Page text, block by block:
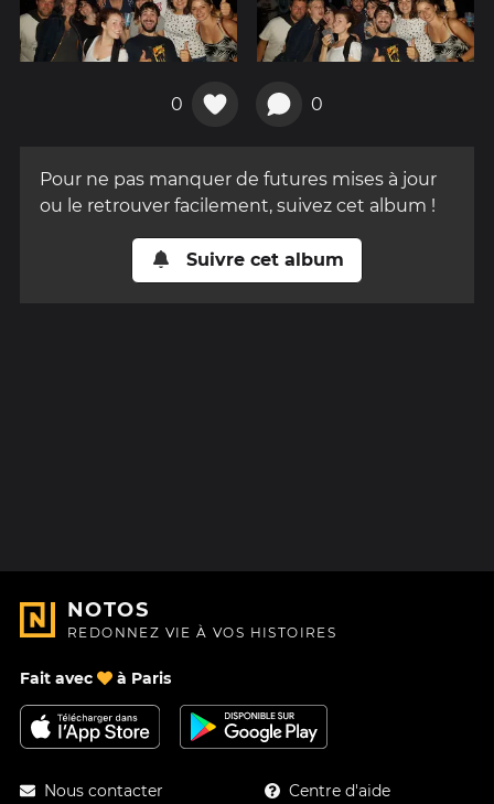
0 0
Pour ne pas manquer de futures mises à jour
ou le retrouver facilement, suivez cet album !
Suivre cet album
NOTOS
REDONNEZ VIE À VOS HISTOIRES
Fait avec à Paris
Nous contacter Centre d'aide